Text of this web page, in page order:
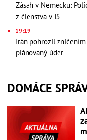
Zásah v Nemecku:
z členstva v IS
19:19
Irán pohrozil
plánovaný úder
DOMÁCE